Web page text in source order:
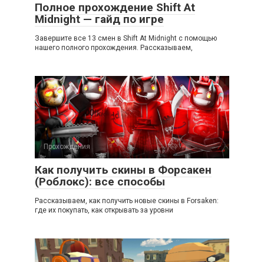
Полное прохождение Shift At
Midnight — гайд по игре
Завершите все 13 смен в Shift At Midnight с помощью
нашего полного прохождения. Рассказываем,
Прохождения
Как получить скины в Форсакен
(Роблокс): все способы
Рассказываем, как получить новые скины в Forsaken:
где их покупать, как открывать за уровни